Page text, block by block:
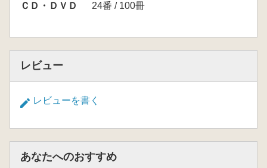
ＣＤ・ＤＶＤ
24番 / 100冊
レビュー
レビューを書く
あなたへのおすすめ